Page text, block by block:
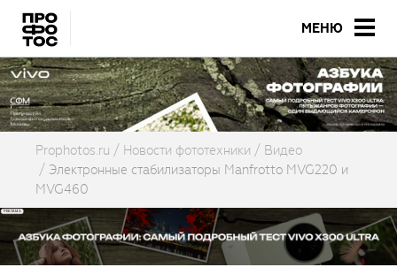
МЕНЮ
Prophotos.ru Новости фототехники
Видео
Электронные стабилизаторы Manfrotto MVG220 и
MVG460